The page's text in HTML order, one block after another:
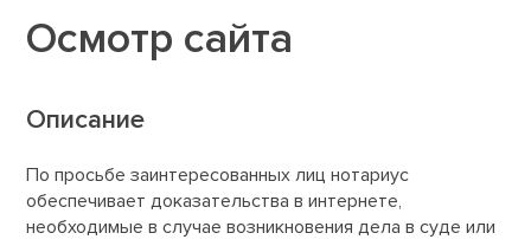
Осмотр сайта
Описание
По просьбе заинтересованных лиц нотариус
обеспечивает доказательства в интернете,
необходимые в случае возникновения дела в суде или